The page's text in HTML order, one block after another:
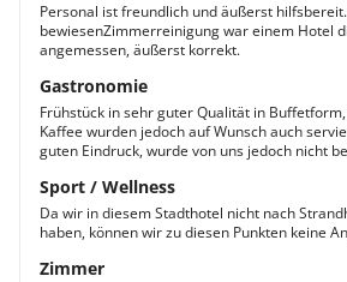
Personal ist freundlich und äußerst
bewiesenZimmerreinigung war einem Hotel
angemessen, äußerst korrekt.
Gastronomie
Frühstück in sehr guter Qualität in
Kaffee wurden jedoch auf Wunsch auch
guten Eindruck, wurde von uns jedoch nicht
Sport / Wellness
Da wir in diesem Stadthotel nicht nach
haben, können wir zu diesen Punkten keine
Zimmer